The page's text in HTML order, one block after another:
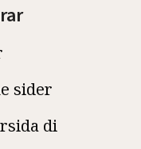
sider
di